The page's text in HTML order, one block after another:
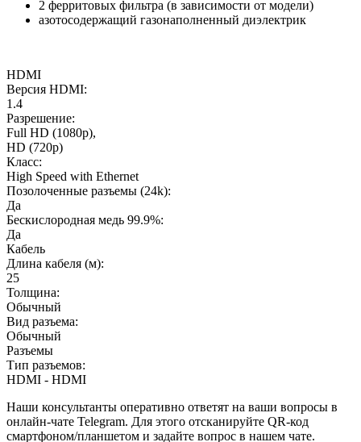
2 ферритовых фильтра (в зависимости от модели)
азотосодержащий газонаполненный диэлектрик
HDMI
Версия HDMI:
1.4
Разрешение:
Full HD (1080p),
HD (720p)
Класс:
High Speed with Ethernet
Позолоченные разъемы (24k):
Да
Бескислородная медь 99.9%:
Да
Кабель
Длина кабеля (м):
25
Толщина:
Обычный
Вид разъема:
Обычный
Разъемы
Тип разъемов:
HDMI - HDMI
Наши консультанты оперативно ответят на ваши вопросы в
онлайн-чате Telegram. Для этого отсканируйте QR-код
смартфоном/планшетом и задайте вопрос в нашем чате.